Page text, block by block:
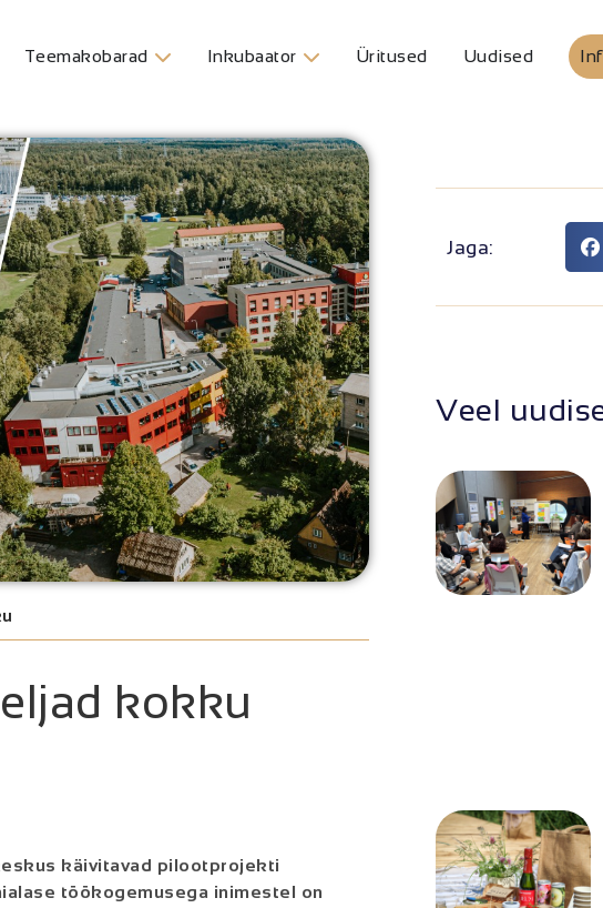
Teemakobarad Inkubaator Üritused Uudised
kokku
käivitavad pilootprojekti
töökogemusega inimestel on
Jaga:
Veel